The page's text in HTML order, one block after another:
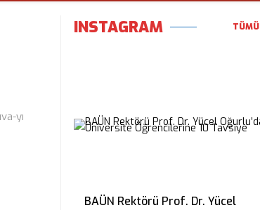
yı
INSTAGRAM TÜMÜ
BAÜN Rektörü Prof. Dr. Yücel